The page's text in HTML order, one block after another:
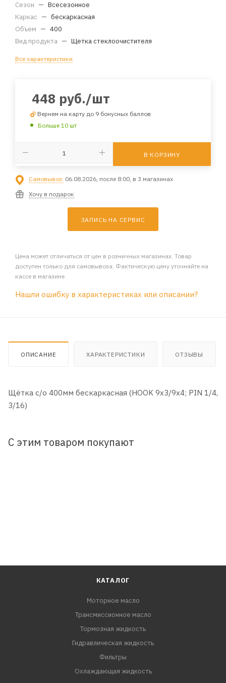
Сезон — Всесезонное
Каркас — бескаркасная
Объем — 400
Вид продукта — Щетка стеклоочистителя
Все характеристики
448 руб./шт
Вернем на карту до 9 бонусных баллов
Больше 10 шт
В КОРЗИНУ
Самовывоз: 06.08.2026, после 8:00, в 3 магазинах
Хочу в подарок
ЗАПИСЬ НА СЕРВИС
Цена может отличаться от цен в розничных магазинах. Товар
доступен только для самовывоза. Фактическую цену уточняйте на
кассе в магазине
Нашли ошибку в характеристиках или описании?
ОПИСАНИЕ ХАРАКТЕРИСТИКИ ОТЗЫВЫ
Щётка с/о 400мм бескаркасная (HOOK 9x3/9x4; PIN 1/4,
3/16)
С этим товаром покупают
КАТАЛОГ
Моторное масло
Трансмиссионное масло
Тормозная жидкость
Гидравлическая жидкость
Фильтры
Охлаждающая жидкость